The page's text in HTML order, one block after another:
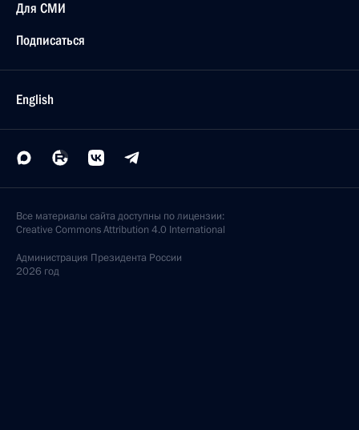
Для СМИ
Подписаться
English
Все материалы сайта доступны по лицензии:
Creative Commons Attribution 4.0 International
Администрация Президента России
2026 год